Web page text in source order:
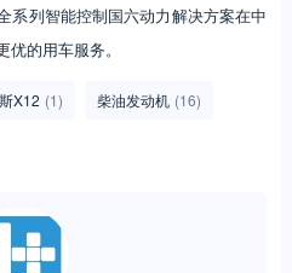
系列智能控制国六动力解决方案在中
的用车服务。
X12 (1) 柴油发动机 (16)